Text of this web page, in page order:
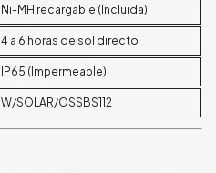
Ni-MH recargable (Incluida)
4 a 6 horas de sol directo
IP65 (Impermeable)
W/SOLAR/OSSBS112